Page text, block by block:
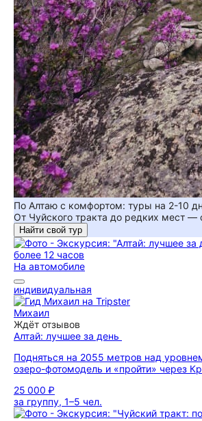
По Алтаю с комфортом: туры на 2-10
От Чуйского тракта до редких мест
Найти свой тур
более 12 часов
На автомобиле
индивидуальная
Михаил
Ждёт отзывов
Алтай: лучшее за день
Подняться на 2055 метров над
озеро-фотомодель и «пройти» через
25 000 ₽
за группу, 1–5 чел.